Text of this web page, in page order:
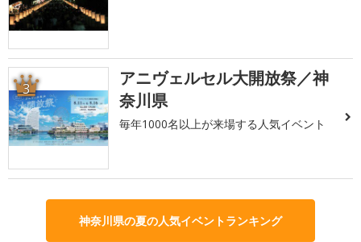
3
アニヴェルセル大開放祭／神
奈川県
毎年1000名以上が来場する人気イベント
神奈川県の夏の人気イベントランキング